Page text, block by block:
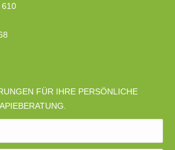
610
FÜR IHRE PERSÖNLICHE